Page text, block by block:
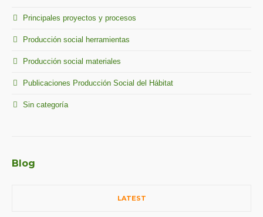
Principales proyectos y procesos
Producción social herramientas
Producción social materiales
Publicaciones Producción Social del Hábitat
Sin categoría
Blog
LATEST